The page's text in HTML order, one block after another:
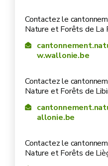
Contactez le
Nature et Forêts de La
w.wallonie.be
Contactez le
Nature et Forêts de
allonie.be
Contactez le
Nature et Forêts de